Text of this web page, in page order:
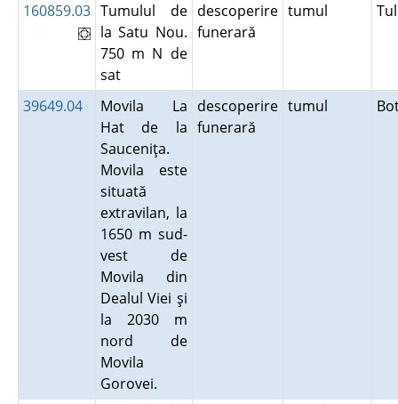
160859.03 Tumulul de
la Satu Nou.
750 m N de
sat
descoperire
funerară
tumul
39649.04
Movila La
Hat de la
Sauceniţa.
Movila este
situată
extravilan, la
1650 m sud-
vest de
Movila din
Dealul Viei şi
la 2030 m
nord de
Movila
Gorovei.
descoperire
funerară
tumul